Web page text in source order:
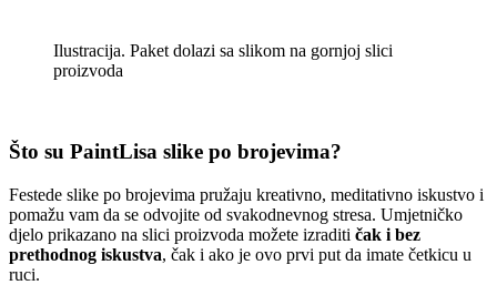
Ilustracija. Paket dolazi sa slikom na gornjoj slici
proizvoda
Što su PaintLisa slike po brojevima?
Festede slike po brojevima pružaju kreativno, meditativno iskustvo i
pomažu vam da se odvojite od svakodnevnog stresa. Umjetničko
djelo prikazano na slici proizvoda možete izraditi čak i bez
prethodnog iskustva, čak i ako je ovo prvi put da imate četkicu u
ruci.